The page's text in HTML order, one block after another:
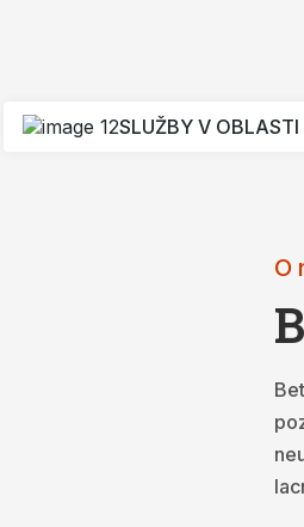
SLUŽBY V OBLASTI
O